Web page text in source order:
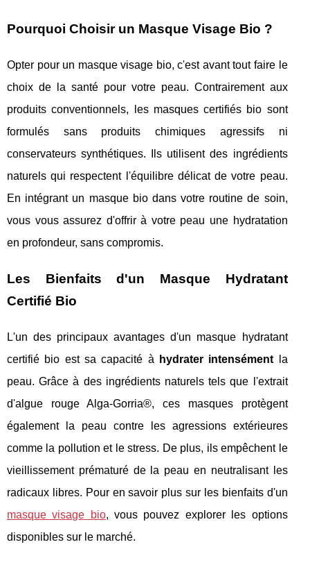
Pourquoi Choisir un Masque Visage Bio ?
Opter pour un masque visage bio, c'est avant tout faire le
choix de la santé pour votre peau. Contrairement aux
produits conventionnels, les masques certifiés bio sont
formulés sans produits chimiques agressifs ni
conservateurs synthétiques. Ils utilisent des ingrédients
naturels qui respectent l'équilibre délicat de votre peau.
En intégrant un masque bio dans votre routine de soin,
vous vous assurez d'offrir à votre peau une hydratation
en profondeur, sans compromis.
Les Bienfaits d'un Masque Hydratant
Certifié Bio
L'un des principaux avantages d'un masque hydratant
certifié bio est sa capacité à
hydrater intensément la
peau. Grâce à des ingrédients naturels tels que l'extrait
d'algue rouge Alga-Gorria®, ces masques protègent
également la peau contre les agressions extérieures
comme la pollution et le stress. De plus, ils empêchent le
vieillissement prématuré de la peau en neutralisant les
radicaux libres. Pour en savoir plus sur les bienfaits d'un
masque visage bio, vous pouvez explorer les options
disponibles sur le marché.